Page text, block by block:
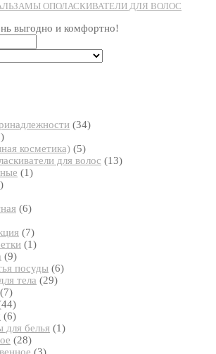
ОПОЛАСКИВАТЕЛИ ДЛЯ ВОЛОС
выгодно и комфортно!
3434
2
товаракосметика) 55
товаров
для волос 1313
11
14
66
77
товаров
11
99
товаров
посуды 66
тела 2929
77
товаров
4444
товара
66
товаров
для белья 11
2828
товаров
3